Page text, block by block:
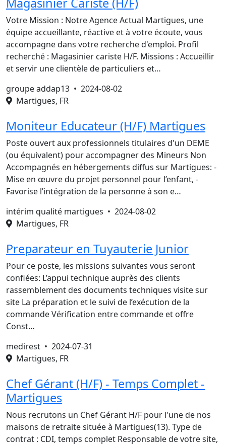
Votre Mission : Notre Agence Actual Martigues, une
équipe accueillante, réactive et à votre écoute, vous
accompagne dans votre recherche d'emploi. Profil
recherché : Magasinier cariste H/F. Missions : Accueillir
et servir une clientèle de particuliers et…
groupe addap13 • 2024-08-02
Martigues, FR
Moniteur Educateur (H/F) Martigues
Poste ouvert aux professionnels titulaires d'un DEME
(ou équivalent) pour accompagner des Mineurs Non
Accompagnés en hébergements diffus sur Martigues: -
Mise en œuvre du projet personnel pour l’enfant, -
Favorise l’intégration de la personne à son e…
intérim qualité martigues • 2024-08-02
Martigues, FR
Preparateur en Tuyauterie Junior
Pour ce poste, les missions suivantes vous seront
confiées: L’appui technique auprès des clients
rassemblement des documents techniques visite sur
site La préparation et le suivi de l’exécution de la
commande Vérification entre commande et offre
Const…
medirest • 2024-07-31
Martigues, FR
Chef Gérant (H/F) - Temps Complet -
Martigues
Nous recrutons un Chef Gérant H/F pour l'une de nos
maisons de retraite située à Martigues(13). Type de
contrat : CDI, temps complet Responsable de votre site,